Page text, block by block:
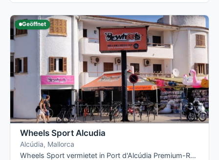
Geöffnet
Wheels Sport Alcudia
Alcúdia, Mallorca
Wheels Sport vermietet in Port d'Alcúdia Premium-Räder und setzt dabei im Kern auf zwei Marken: Orbea (Rennräder) und Riese & Müller …